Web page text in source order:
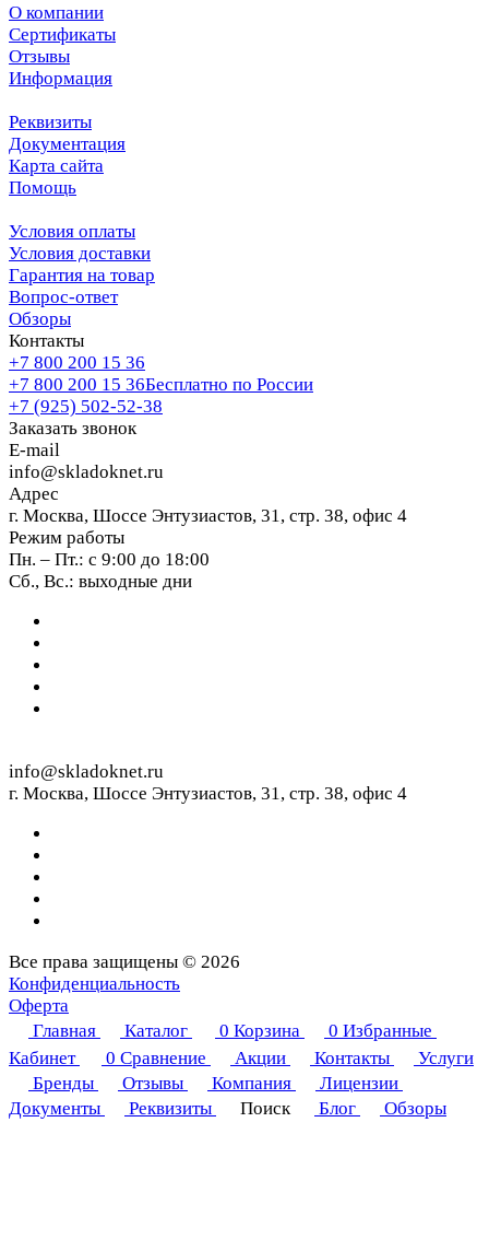
О компании
Сертификаты
Отзывы
Информация
Реквизиты
Документация
Карта сайта
Помощь
Условия оплаты
Условия доставки
Гарантия на товар
Вопрос-ответ
Обзоры
Контакты
+7 800 200 15 36
+7 800 200 15 36Бесплатно по России
+7 (925) 502-52-38
Заказать звонок
E-mail
info@skladoknet.ru
Адрес
г. Москва, Шоссе Энтузиастов, 31, стр. 38, офис 4
Режим работы
Пн. – Пт.: с 9:00 до 18:00
Сб., Вс.: выходные дни
info@skladoknet.ru
г. Москва, Шоссе Энтузиастов, 31, стр. 38, офис 4
Все права защищены © 2026
Конфиденциальность
Оферта
Главная
Каталог 0 Корзина 0 Избранные
Кабинет
0 Сравнение Акции Контакты
Услуги
Бренды
Отзывы Компания
Лицензии
Документы
Реквизиты Поиск Блог Обзоры